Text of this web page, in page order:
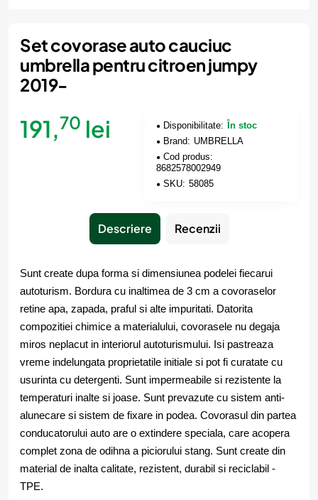
Set covorase auto cauciuc
umbrella pentru citroen jumpy
2019-
191,70 lei Disponibilitate:
În stoc
Brand: UMBRELLA
Cod produs:
8682578002949
SKU: 58085
Descriere Recenzii
Sunt create dupa forma si dimensiunea podelei fiecarui
autoturism. Bordura cu inaltimea de 3 cm a covoraselor
retine apa, zapada, praful si alte impuritati. Datorita
compozitiei chimice a materialului, covorasele nu degaja
miros neplacut in interiorul autoturismului. Isi pastreaza
vreme indelungata proprietatile initiale si pot fi curatate cu
usurinta cu detergenti. Sunt impermeabile si rezistente la
temperaturi inalte si joase. Sunt prevazute cu sistem anti-
alunecare si sistem de fixare in podea. Covorasul din partea
conducatorului auto are o extindere speciala, care acopera
complet zona de odihna a piciorului stang. Sunt create din
material de inalta calitate, rezistent, durabil si reciclabil -
TPE.